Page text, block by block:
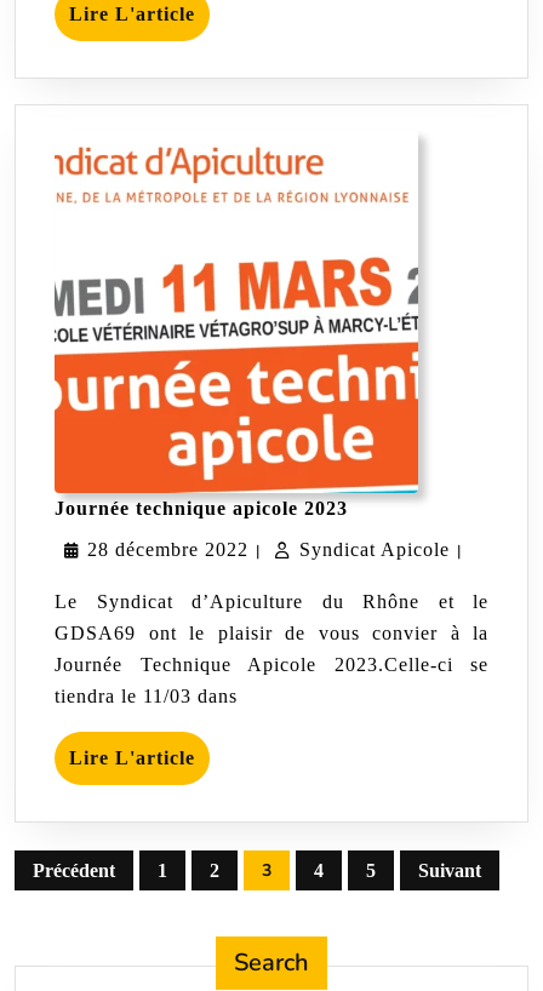
le
Syndicat
Lire L'article Lire
L'article
Journée technique apicole 2023Journée
apicole
28 décembre 2022 28
| Syndicat Apicole Syndicat
|
Le Syndicat d’Apiculture du Rhône et le
GDSA69 ont le plaisir de vous convier à la
Journée Technique Apicole 2023.Celle-ci se
tiendra le 11/03 dans
Lire L'article Lire
L'article
Pagination
des
Précédent 1 2 3 4 5 Suivant
Search